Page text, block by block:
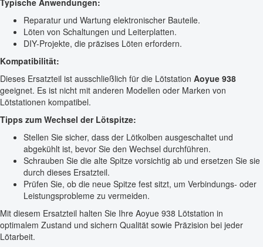
Reparatur und Wartung elektronischer Bauteile.
Löten von Schaltungen und Leiterplatten.
DIY-Projekte, die präzises Löten erfordern.
Kompatibilität:
Dieses Ersatzteil ist ausschließlich für die Lötstation Aoyue 938
geeignet. Es ist nicht mit anderen Modellen oder Marken von
Lötstationen kompatibel.
Tipps zum Wechsel der Lötspitze:
Stellen Sie sicher, dass der Lötkolben ausgeschaltet und
abgekühlt ist, bevor Sie den Wechsel durchführen.
Schrauben Sie die alte Spitze vorsichtig ab und ersetzen Sie sie
durch dieses Ersatzteil.
Prüfen Sie, ob die neue Spitze fest sitzt, um Verbindungs- oder
Leistungsprobleme zu vermeiden.
Mit diesem Ersatzteil halten Sie Ihre Aoyue 938 Lötstation in
optimalem Zustand und sichern Qualität sowie Präzision bei jeder
Lötarbeit.